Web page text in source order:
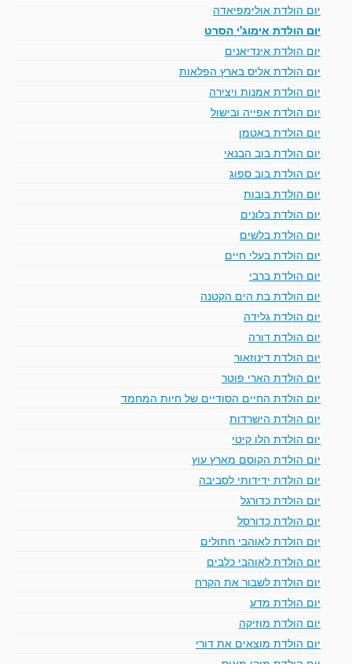
יום הולדת אולימפיאדה
יום הולדת אימוג'י הסרט
יום הולדת אינדיאנים
יום הולדת אליס בארץ הפלאות
יום הולדת אמנות ויצירה
יום הולדת אפייה ובישול
יום הולדת באטמן
יום הולדת בוב הבנאי
יום הולדת בוב ספוג
יום הולדת בובות
יום הולדת בלונים
יום הולדת בלשים
יום הולדת בעלי חיים
יום הולדת ברבי
יום הולדת בת הים הקטנה
יום הולדת גלידה
יום הולדת דורה
יום הולדת דינוזאור
יום הולדת הארי פוטר
יום הולדת החיים הסודיים של חיות המחמד
יום הולדת הישרדות
יום הולדת הלו קיטי
יום הולדת הקוסם מארץ עוץ
יום הולדת ידידותי לסביבה
יום הולדת כדורגל
יום הולדת כדורסל
יום הולדת לאוהבי חתולים
יום הולדת לאוהבי כלבים
יום הולדת לשבור את הקרח
יום הולדת מדע
יום הולדת מוזיקה
יום הולדת מוצאים את דורי